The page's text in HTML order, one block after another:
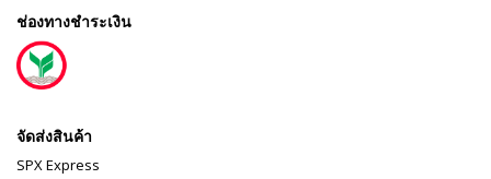
ช่องทางชำระเงิน
จัดส่งสินค้า
SPX Express